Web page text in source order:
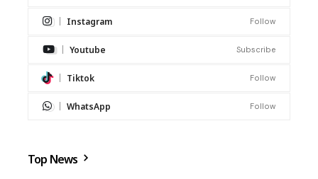
Instagram Follow
Youtube Subscribe
Tiktok Follow
WhatsApp Follow
Top News